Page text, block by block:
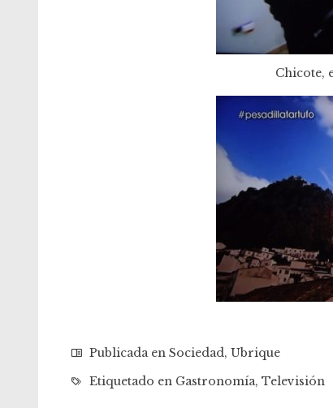
Chicote,
Publicada en Sociedad, Ubrique
Etiquetado en Gastronomía, Televisión